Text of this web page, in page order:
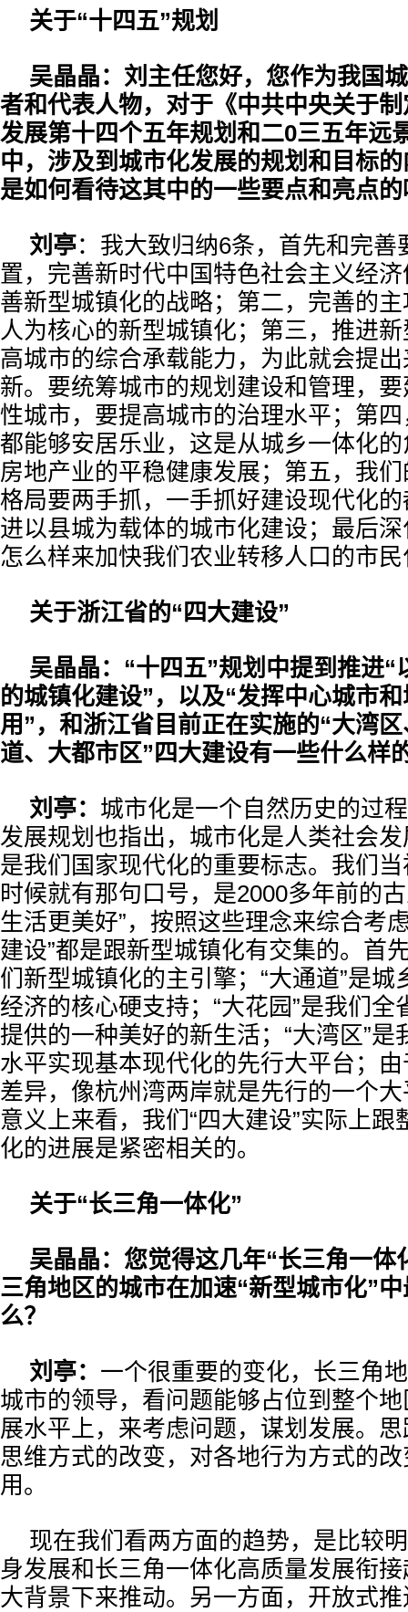
关于“十四五”规划
吴晶晶：刘主任您好，您作为我国
者和代表人物，对于《中共中央关于
发展第十四个五年规划和二0三五年远
中，涉及到城市化发展的规划和目标
是如何看待这其中的一些要点和亮点
刘亭：我大致归纳6条，首先和完善
置，完善新时代中国特色社会主义经
善新型城镇化的战略；第二，完善的
人为核心的新型城镇化；第三，推进
高城市的综合承载能力，为此就会提
新。要统筹城市的规划建设和管理，
性城市，要提高城市的治理水平；第
都能够安居乐业，这是从城乡一体化
房地产业的平稳健康发展；第五，我
格局要两手抓，一手抓好建设现代化
进以县城为载体的城市化建设；最后
怎么样来加快我们农业转移人口的市
关于浙江省的“四大建设”
吴晶晶：“十四五”规划中提到推进“
的城镇化建设”，以及“发挥中心城市
用”，和浙江省目前正在实施的“大湾
道、大都市区”四大建设有一些什么样
刘亭： 城市化是一个自然历史的过
发展规划也指出，城市化是人类社会
是我们国家现代化的重要标志。我们
时候就有那句口号，是2000多年前的
生活更美好”，按照这些理念来综合考
建设”都是跟新型城镇化有交集的。首
们新型城镇化的主引擎；“大通道”是城
经济的核心硬支持；“大花园”是我们全
提供的一种美好的新生活；“大湾区”是
水平实现基本现代化的先行大平台；
差异，像杭州湾两岸就是先行的一个
意义上来看，我们“四大建设”实际上跟
化的进展是紧密相关的。
关于“长三角一体化”
吴晶晶：您觉得这几年“长三角一体
三角地区的城市在加速“新型城市化”
么？
刘亭： 一个很重要的变化，长三角
城市的领导，看问题能够占位到整个
展水平上，来考虑问题，谋划发展。
思维方式的改变，对各地行为方式的
用。
现在我们看两方面的趋势，是比较
身发展和长三角一体化高质量发展衔
大背景下来推动。另一方面，开放式